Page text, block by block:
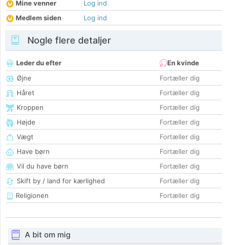
Mine venner
Log ind
Medlem siden
Log ind
Nogle flere detaljer
Leder du efter
En kvinde
Øjne
Fortæller dig
Håret
Fortæller dig
Kroppen
Fortæller dig
Højde
Fortæller dig
Vægt
Fortæller dig
Have børn
Fortæller dig
Vil du have børn
Fortæller dig
Skift by / land for kærlighed
Fortæller dig
Religionen
Fortæller dig
A bit om mig